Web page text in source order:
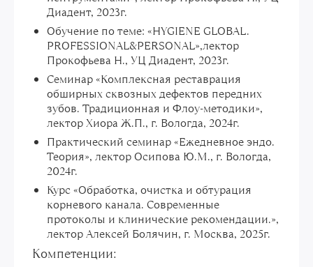
Диадент, 2023г.
Обучение по теме: «HYGIENE GLOBAL.
PROFESSIONAL&PERSONAL»,лектор
Прокофьева Н., УЦ Диадент, 2023г.
Семинар «Комплексная реставрация
обширных сквозных дефектов передних
зубов. Традиционная и Флоу-методики»,
лектор Хиора Ж.П., г. Вологда, 2024г.
Практический семинар «Ежедневное эндо.
Теория», лектор Осипова Ю.М., г. Вологда,
2024г.
Курс «Обработка, очистка и обтурация
корневого канала. Современные
протоколы и клинические рекомендации.»,
лектор Алексей Болячин, г. Москва, 2025г.
Компетенции: